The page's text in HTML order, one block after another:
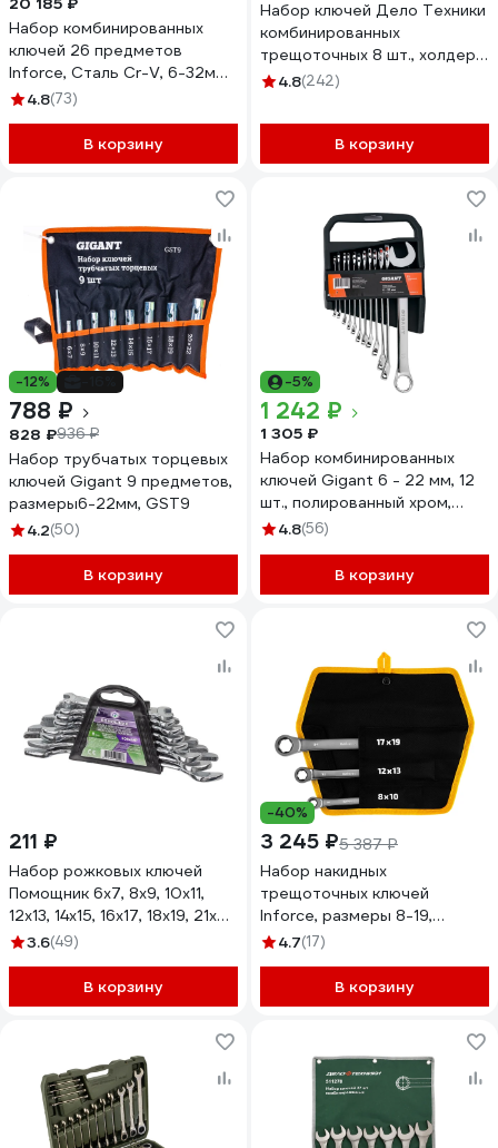
Набор комбинированных
ключей 26 предметов
Inforce, Сталь Cr-V, 6-32мм,
06-05-32
4.8(73)
В корзину
Набор ключей Дело Техники
комбинированных
трещоточных 8 шт., холдер
515080
4.8(242)
В корзину
-12%
788 ₽
828 ₽936 ₽
Набор трубчатых торцевых
ключей Gigant 9 предметов,
размеры6-22мм, GST9
4.2(50)
В корзину
-5%
1 242 ₽
1 305 ₽
Набор комбинированных
ключей Gigant 6 - 22 мм, 12
шт., полированный хром,
Сталь Cr-V, 6-22мм,
4.8(56)
В корзину
211 ₽
Набор рожковых ключей
Помощник 6x7, 8x9, 10x11,
12x13, 14x15, 16x17, 18x19, 21x22
мм, 8 предметов
3.6(49)
В корзину
-40%
3 245 ₽5 387 ₽
Набор накидных
трещоточных ключей
Inforce, размеры 8-19,
трещотка 72 зуба, 06-05-91
4.7(17)
В корзину